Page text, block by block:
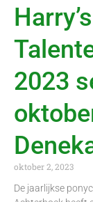
2023
oktober 2, 2023
De jaarlijkse